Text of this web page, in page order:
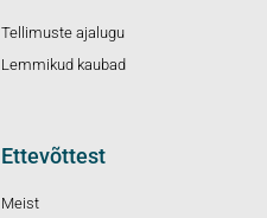
Tellimuste ajalugu
Lemmikud kaubad
Ettevõttest
Meist